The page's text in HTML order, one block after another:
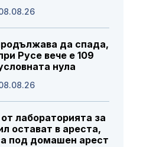
да спада,
Русе вече е 109
нула
лабораторията за
остават в ареста,
под домашен арест